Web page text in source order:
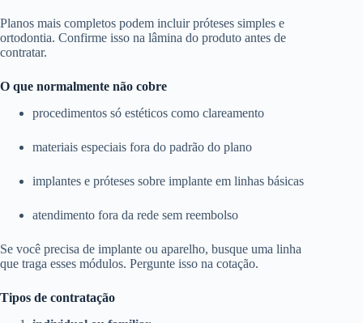
Planos mais completos podem incluir próteses simples e
ortodontia. Confirme isso na lâmina do produto antes de
contratar.
O que normalmente não cobre
procedimentos só estéticos como clareamento
materiais especiais fora do padrão do plano
implantes e próteses sobre implante em linhas básicas
atendimento fora da rede sem reembolso
Se você precisa de implante ou aparelho, busque uma linha
que traga esses módulos. Pergunte isso na cotação.
Tipos de contratação